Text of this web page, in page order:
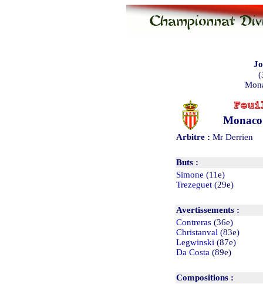
Monaco
Arbitre : Mr Derrien
Buts :
Simone (11e)
Trezeguet (29e)
Avertissements :
Contreras (36e)
Christanval (83e)
Legwinski (87e)
Da Costa (89e)
Compositions :